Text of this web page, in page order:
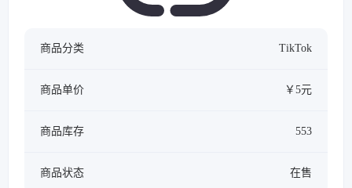
商品分类 TikTok
商品单价 ￥5元
商品库存 553
商品状态 在售